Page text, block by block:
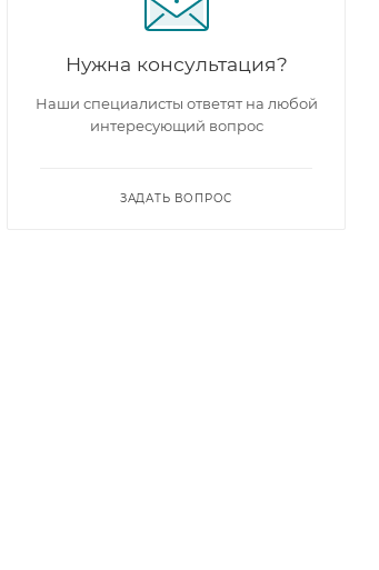
Нужна консультация?
Наши специалисты ответят на любой
интересующий вопрос
ЗАДАТЬ ВОПРОС